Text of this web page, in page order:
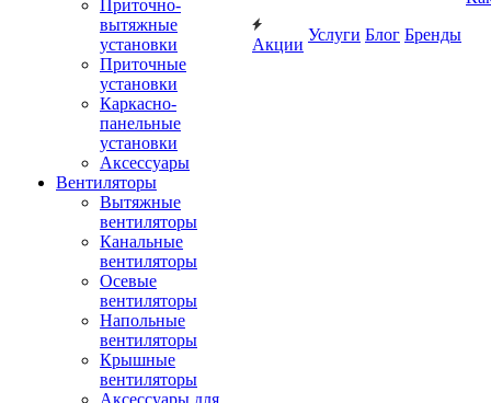
Приточно-
вытяжные
установки
Приточные
установки
Каркасно-
панельные
установки
Аксессуары
Вентиляторы
Вытяжные
вентиляторы
Канальные
вентиляторы
Осевые
вентиляторы
Напольные
вентиляторы
Крышные
вентиляторы
Аксессуары для
Акции
Услуги Блог Бренды